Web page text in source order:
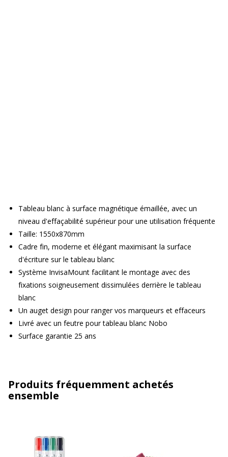
Tableau blanc à surface magnétique émaillée, avec un
niveau d'effaçabilité supérieur pour une utilisation fréquente
Taille: 1550x870mm
Cadre fin, moderne et élégant maximisant la surface
d'écriture sur le tableau blanc
Système InvisaMount facilitant le montage avec des
fixations soigneusement dissimulées derrière le tableau
blanc
Un auget design pour ranger vos marqueurs et effaceurs
Livré avec un feutre pour tableau blanc Nobo
Surface garantie 25 ans
Produits fréquemment achetés
ensemble